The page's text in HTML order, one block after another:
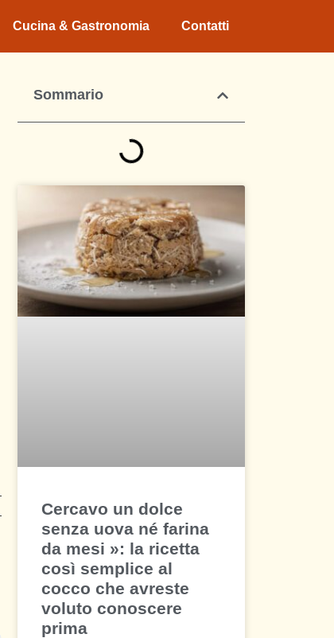
Cucina & Gastronomia Contatti
Sommario
Cercavo un dolce
senza uova né farina
da mesi »: la ricetta
così semplice al
cocco che avreste
voluto conoscere
prima